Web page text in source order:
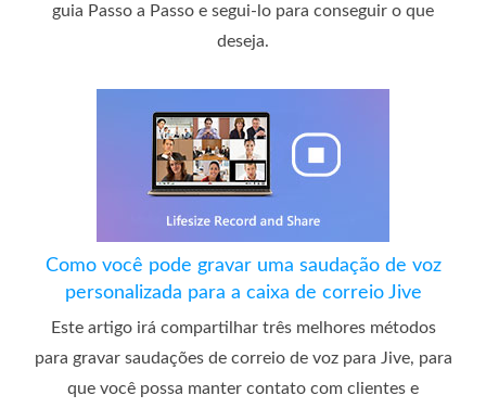
guia Passo a Passo e segui-lo para conseguir o que
deseja.
Como você pode gravar uma saudação de voz
personalizada para a caixa de correio Jive
Este artigo irá compartilhar três melhores métodos
para gravar saudações de correio de voz para Jive, para
que você possa manter contato com clientes e